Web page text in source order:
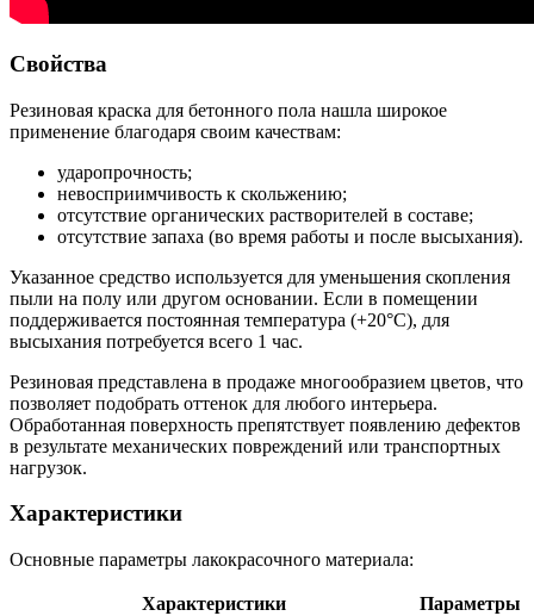
Свойства
Резиновая краска для бетонного пола нашла широкое
применение благодаря своим качествам:
ударопрочность;
невосприимчивость к скольжению;
отсутствие органических растворителей в составе;
отсутствие запаха (во время работы и после высыхания).
Указанное средство используется для уменьшения скопления
пыли на полу или другом основании. Если в помещении
поддерживается постоянная температура (+20°С), для
высыхания потребуется всего 1 час.
Резиновая представлена в продаже многообразием цветов, что
позволяет подобрать оттенок для любого интерьера.
Обработанная поверхность препятствует появлению дефектов
в результате механических повреждений или транспортных
нагрузок.
Характеристики
Основные параметры лакокрасочного материала:
Характеристики
Параметры